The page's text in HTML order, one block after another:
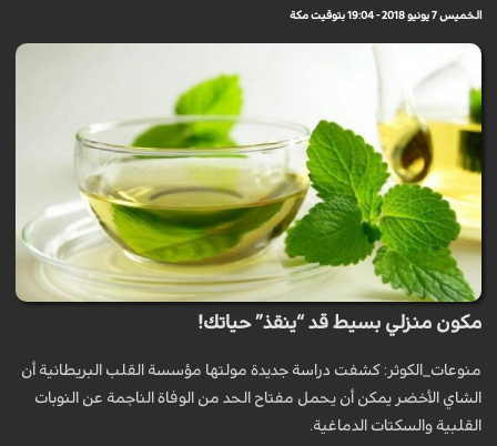
الخميس 7 يونيو 2018 - 19:04 بتوقيت مكة
مكون منزلي بسيط قد “ينقذ” حياتك!
منوعات_الكوثر: كشفت دراسة جديدة مولتها مؤسسة القلب البريطانية أن
الشاي الأخضر يمكن أن يحمل مفتاح الحد من الوفاة الناجمة عن النوبات
القلبية والسكتات الدماغية.